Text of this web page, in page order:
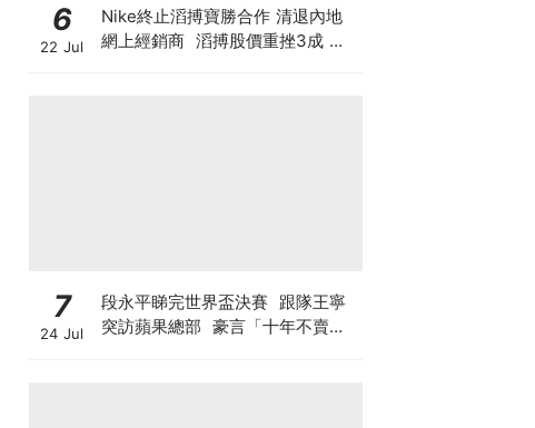
6
22 Jul
Nike終止滔搏寶勝合作 清退內地
網上經銷商 滔搏股價重挫3成 寶
7
24 Jul
段永平睇完世界盃決賽 跟隊王寧
突訪蘋果總部 豪言「十年不賣泡